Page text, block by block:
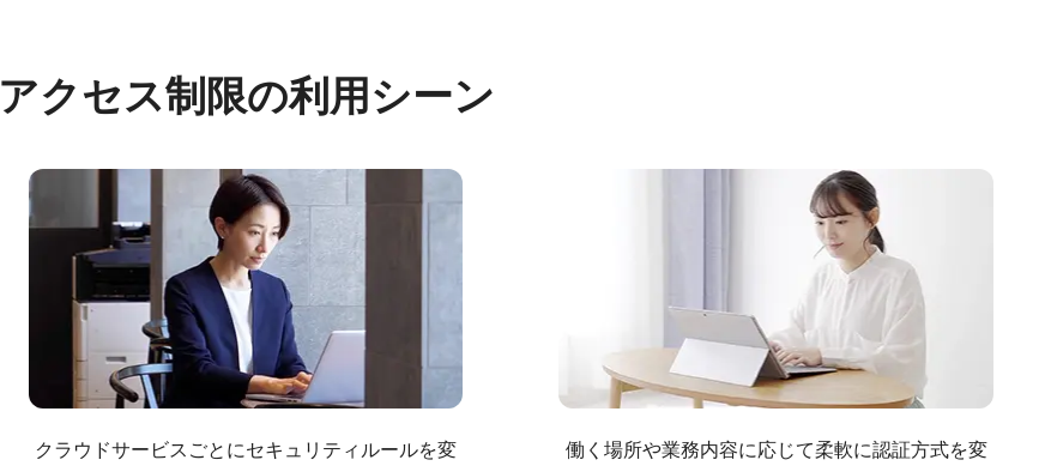
アクセス制限の利用シーン
クラウドサービスごとにセキュリティルールを変
働く場所や業務内容に応じて柔軟に認証方式を変